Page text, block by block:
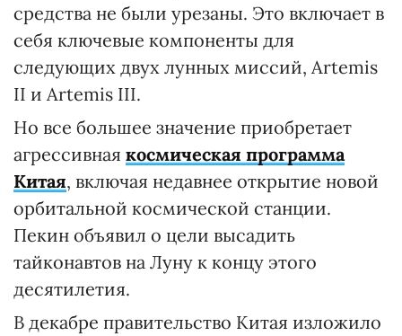
средства не были урезаны. Это включает в
себя ключевые компоненты для
следующих двух лунных миссий, Artemis
II и Artemis III.
Но все большее значение приобретает
агрессивная космическая программа
Китая, включая недавнее открытие новой
орбитальной космической станции.
Пекин объявил о цели высадить
тайконавтов на Луну к концу этого
десятилетия.
В декабре правительство Китая изложило